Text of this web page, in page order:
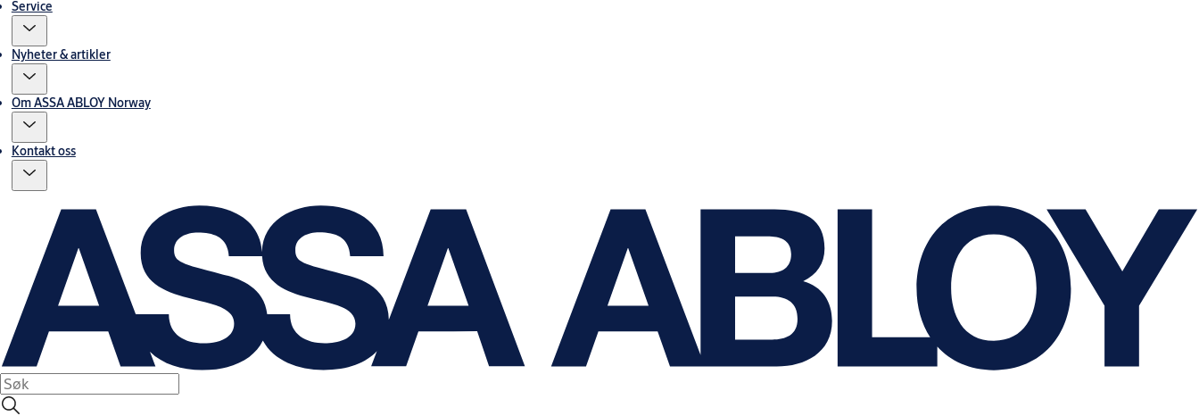
Service
Nyheter & artikler
Om ASSA ABLOY Norway
Kontakt oss